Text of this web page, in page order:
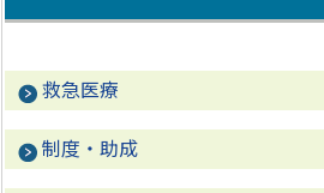
救急医療
制度・助成